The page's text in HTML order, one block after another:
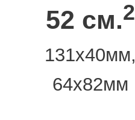
52 см.2
64х82мм